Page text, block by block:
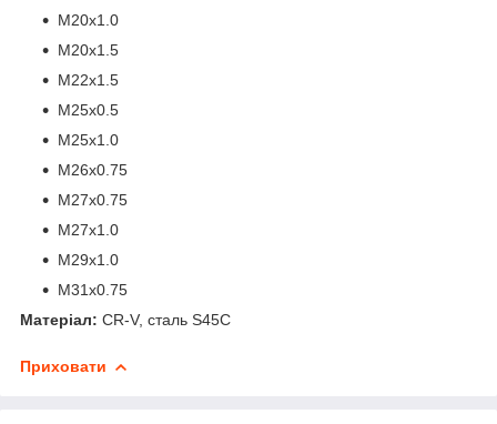
M20x1.0
M20x1.5
M22x1.5
M25x0.5
M25x1.0
M26x0.75
M27x0.75
M27x1.0
M29x1.0
M31x0.75
Матеріал: CR-V, сталь S45C
Приховати